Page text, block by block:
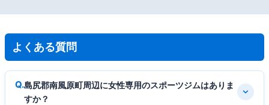
よくある質問
島尻郡南風原町周辺に女性専用のスポーツジムはありま
すか？